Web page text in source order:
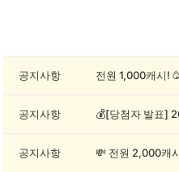
동
공지사항
공지사항
공지사항